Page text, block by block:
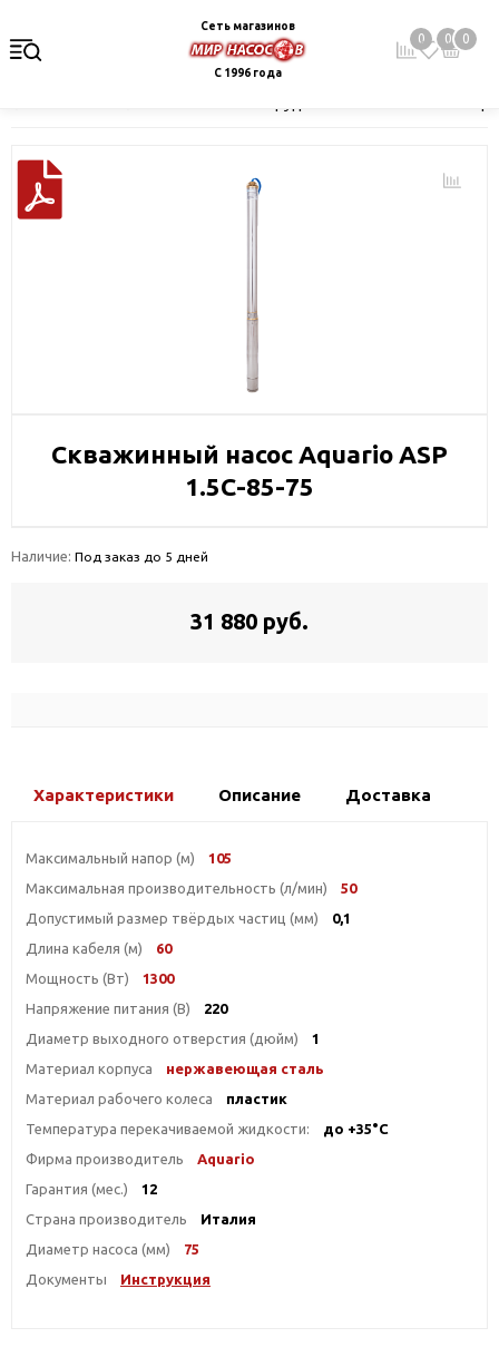
Сеть магазинов
С 1996 года
0 0 0
Скважинный насос Aquario ASP
1.5С-85-75
Наличие: Под заказ до 5 дней
31 880 руб.
Характеристики Описание Доставка
Максимальный напор (м)
105
Максимальная производительность (л/мин)
50
Допустимый размер твёрдых частиц (мм)
0,1
Длина кабеля (м)
60
Мощность (Вт)
1300
Напряжение питания (В)
220
Диаметр выходного отверстия (дюйм)
1
Материал корпуса
нержавеющая сталь
Материал рабочего колеса
пластик
Температура перекачиваемой жидкости:
до +35°С
Фирма производитель
Aquario
Гарантия (мес.)
12
Страна производитель
Италия
Диаметр насоса (мм)
75
Документы
Инструкция